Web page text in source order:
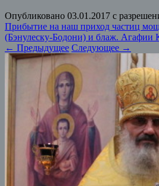
Опубликовано 03.01.2017 с
Прибытие на наш приход частиц
(Бэнулеску-Бодони) и блаж. Агафии
← Предыдущее Следующее →